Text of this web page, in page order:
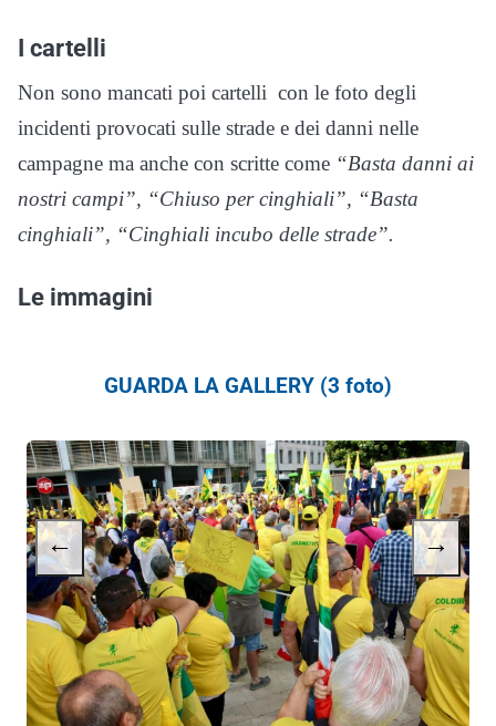
I cartelli
Non sono mancati poi cartelli con le foto degli
incidenti provocati sulle strade e dei danni nelle
campagne ma anche con scritte come “Basta danni ai
nostri campi”, “Chiuso per cinghiali”, “Basta
cinghiali”, “Cinghiali incubo delle strade”.
Le immagini
GUARDA LA GALLERY (3 foto)
← →